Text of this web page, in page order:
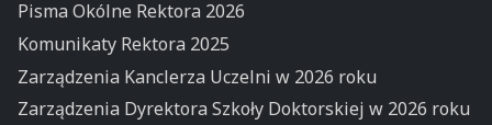
Pisma Okólne Rektora 2026
Komunikaty Rektora 2025
Zarządzenia Kanclerza Uczelni w 2026 roku
Zarządzenia Dyrektora Szkoły Doktorskiej w 2026 roku